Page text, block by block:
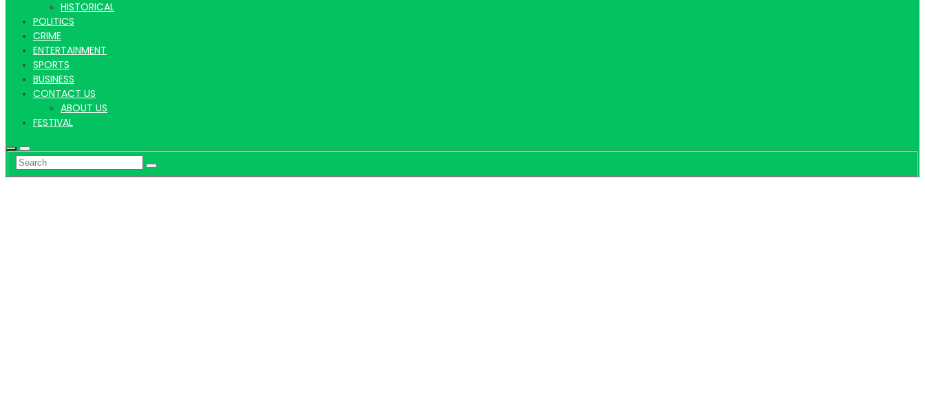
HISTORICAL
POLITICS
CRIME
ENTERTAINMENT
SPORTS
BUSINESS
CONTACT US
ABOUT US
FESTIVAL